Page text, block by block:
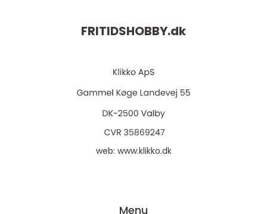
FRITIDSHOBBY.dk
web: www.klikko.dk
Menu